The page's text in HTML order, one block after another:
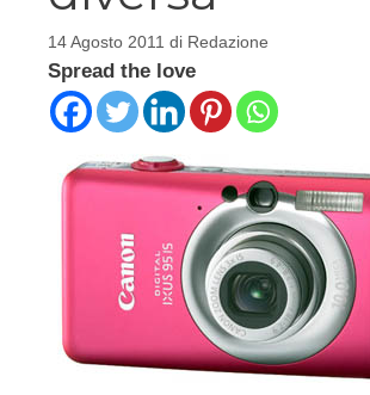
14 Agosto 2011 di Redazione
Spread the love